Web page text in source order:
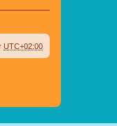
UTC+02:00